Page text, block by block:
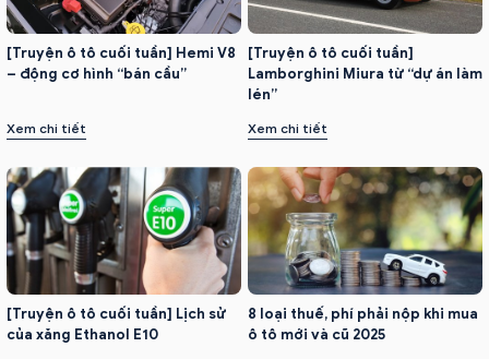
[Truyện ô tô cuối tuần] Hemi V8
– động cơ hình “bán cầu”
Xem chi tiết
[Truyện ô tô cuối tuần]
Lamborghini Miura từ “dự án làm
lén”
Xem chi tiết
[Truyện ô tô cuối tuần] Lịch sử
của xăng Ethanol E10
8 loại thuế, phí phải nộp khi mua
ô tô mới và cũ 2025